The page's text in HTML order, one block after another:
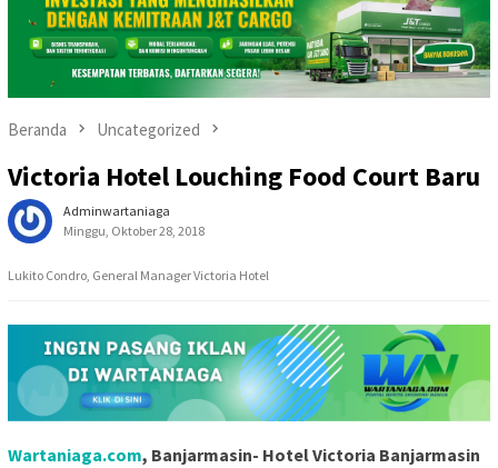
Beranda Uncategorized
Victoria Hotel Louching Food Court Baru
Adminwartaniaga
Minggu, Oktober 28, 2018
Lukito Condro, General Manager Victoria Hotel
Wartaniaga.com, Banjarmasin- Hotel Victoria Banjarmasin